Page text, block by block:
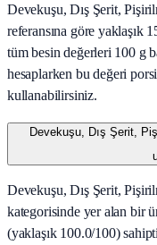
Devekuşu, Dış Şerit,
referansına göre yaklaşık
tüm besin değerleri 100 g
hesaplarken bu değeri
kullanabilirsiniz.
Devekuşu, Dış Şerit,
Devekuşu, Dış Şerit,
kategorisinde yer alan bir
(yaklaşık 100.0/100)